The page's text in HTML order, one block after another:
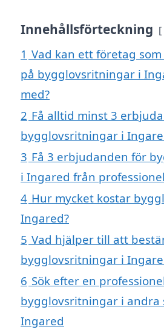
Innehållsförteckning
1 Vad kan ett företag
på bygglovsritningar i
med?
2 Få alltid minst 3
bygglovsritningar i
3 Få 3 erbjudanden för
i Ingared från
4 Hur mycket kostar
Ingared?
5 Vad hjälper till att
bygglovsritningar i
6 Sök efter en
bygglovsritningar i andra
Ingared